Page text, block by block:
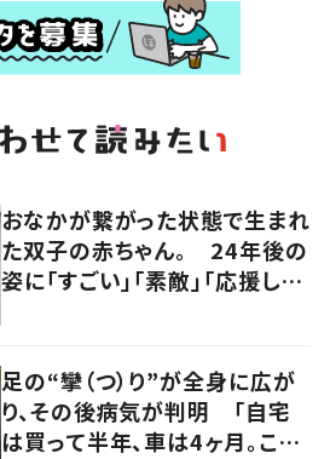
おなかが繋がった状態で生まれ
た双子の赤ちゃん。 24年後の
姿に「すごい」「素敵」「応援して
足の“攣（つ）り”が全身に広が
り、その後病気が判明 「自宅
は買って半年、車は4ヶ月。この